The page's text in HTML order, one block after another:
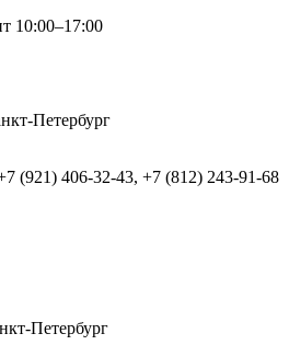
10:00–17:00
Петербург
(921) 406-32-43, +7 (812) 243-91-68
Петербург